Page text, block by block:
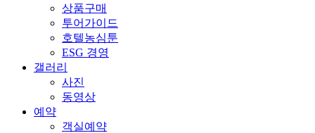
상품구매
투어가이드
호텔농심툰
ESG 경영
갤러리
사진
동영상
예약
객실예약